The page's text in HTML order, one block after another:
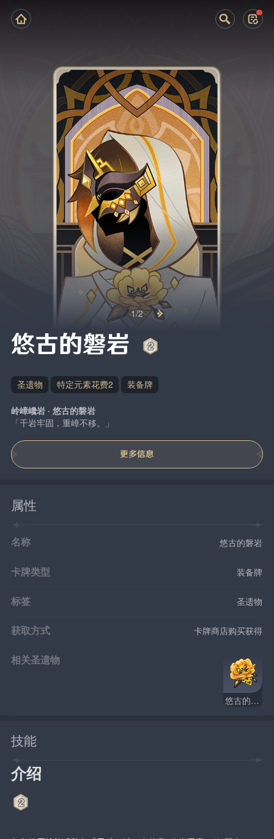
1/2
悠古的磐岩
圣遗物 特定元素花费2 装备牌
岭嶂巉岩 · 悠古的磐岩
「千岩牢固，重嶂不移。」
更多信息
属性
名称 悠古的磐岩
卡牌类型 装备牌
标签 圣遗物
获取方式 卡牌商店购买获得
相关圣遗物
悠古的磐岩
技能
介绍